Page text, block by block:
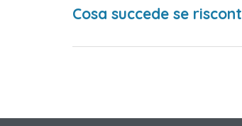
Cosa succede se